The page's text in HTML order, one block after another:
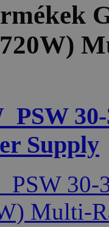
Supply